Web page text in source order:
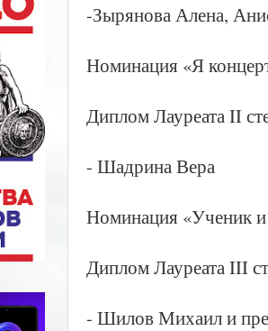
-Зырянова Алена,
Номинация «Я
Диплом Лауреата II
- Шадрина Вера
Номинация «Ученик и
Диплом Лауреата III
- Шилов Михаил и